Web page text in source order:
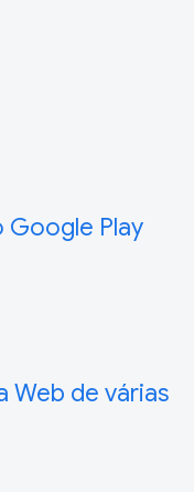
Google Play
Web de várias